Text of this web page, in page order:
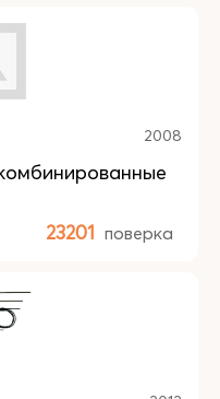
2008
23201 поверка